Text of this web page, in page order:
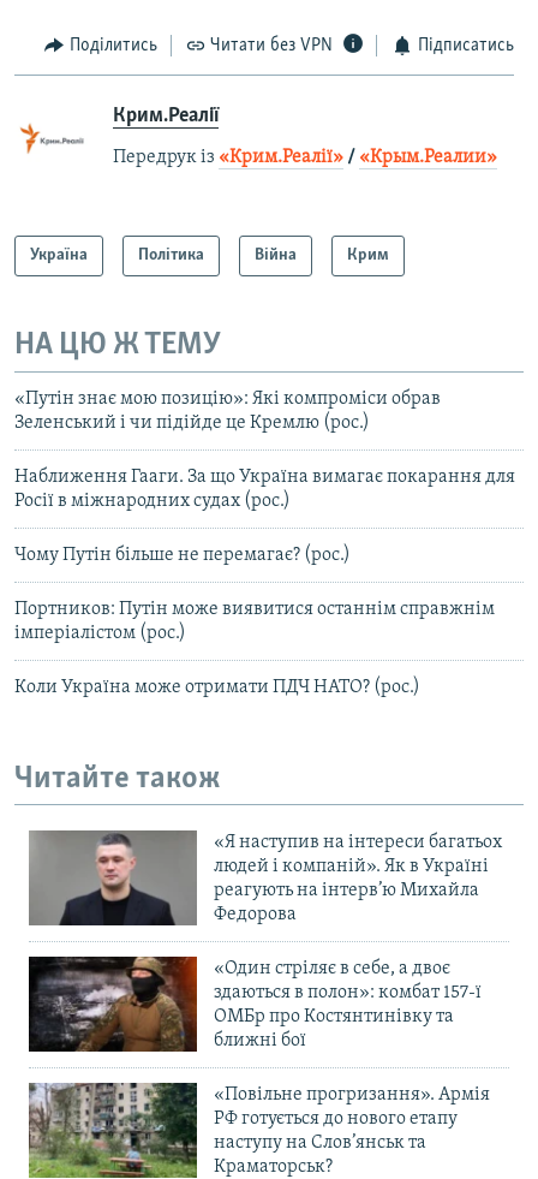
Поділитись Читати без VPN Підписатись
Крим.Реалії
Передрук із «Крим.Реалії» / «Крым.Реалии»
Україна Політика Війна Крим
НА ЦЮ Ж ТЕМУ
«Путін знає мою позицію»: Які компроміси обрав
Зеленський і чи підійде це Кремлю (рос.)
Наближення Гааги. За що Україна вимагає покарання для
Росії в міжнародних судах (рос.)
Чому Путін більше не перемагає? (рос.)
Портников: Путін може виявитися останнім справжнім
імперіалістом (рос.)
Коли Україна може отримати ПДЧ НАТО? (рос.)
Читайте також
«Я наступив на інтереси багатьох
людей і компаній». Як в Україні
реагують на інтерв’ю Михайла
Федорова
«Один стріляє в себе, а двоє
здаються в полон»: комбат 157-ї
ОМБр про Костянтинівку та
ближні бої
«Повільне прогризання». Армія
РФ готується до нового етапу
наступу на Слов’янськ та
Краматорськ?